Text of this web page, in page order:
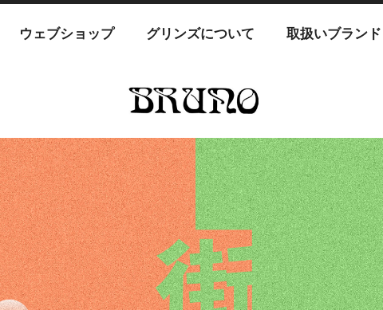
ウェブショップ グリンズについて 取扱いブランド